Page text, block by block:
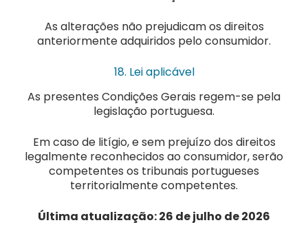
As alterações não prejudicam os direitos
anteriormente adquiridos pelo consumidor.
18. Lei aplicável
As presentes Condições Gerais regem-se pela
legislação portuguesa.
Em caso de litígio, e sem prejuízo dos direitos
legalmente reconhecidos ao consumidor, serão
competentes os tribunais portugueses
territorialmente competentes.
Última atualização: 26 de julho de 2026